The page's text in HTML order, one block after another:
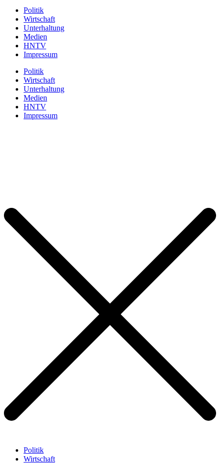
Politik
Wirtschaft
Unterhaltung
Medien
HNTV
Impressum
Politik
Wirtschaft
Unterhaltung
Medien
HNTV
Impressum
Politik
Wirtschaft